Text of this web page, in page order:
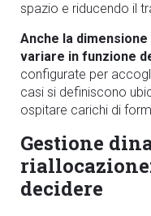
spazio e riducendo il
Anche la
variare in funzione
configurate per
casi si definiscono
ospitare carichi di
Gestione
decidere